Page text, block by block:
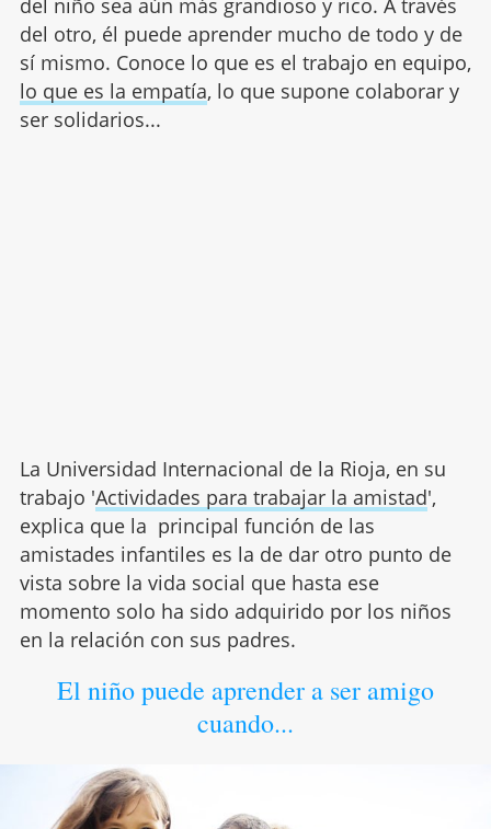
del niño sea aún más grandioso y rico. A través
del otro, él puede aprender mucho de todo y de
sí mismo. Conoce lo que es el trabajo en equipo,
lo que es la empatía, lo que supone colaborar y
ser solidarios...
La Universidad Internacional de la Rioja, en su
trabajo 'Actividades para trabajar la amistad',
explica que la principal función de las
amistades infantiles es la de dar otro punto de
vista sobre la vida social que hasta ese
momento solo ha sido adquirido por los niños
en la relación con sus padres.
El niño puede aprender a ser amigo
cuando...